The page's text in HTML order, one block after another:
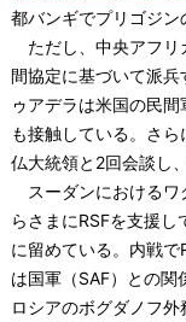
都バンギでプリゴジン
ただし、中央アフリ
間協定に基づいて派兵
ゥアデラは米国の民
も接触している。さ
仏大統領と2回会談し
スーダンにおけるワ
らさまにRSFを支援
に留めている。内戦
は国軍（SAF）との関
ロシアのボグダノフ